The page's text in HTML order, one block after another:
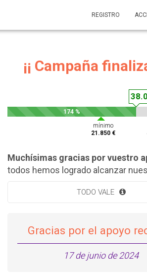
REGISTRO
¡¡ Campaña
174 %
mínimo
21.850 €
Muchísimas gracias por vuestro
todos hemos logrado alcanzar
TODO VALE
Gracias por el apoyo
17 de junio de 2024